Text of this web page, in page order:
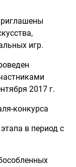
игр.
2017 г.
конкурса
в период с